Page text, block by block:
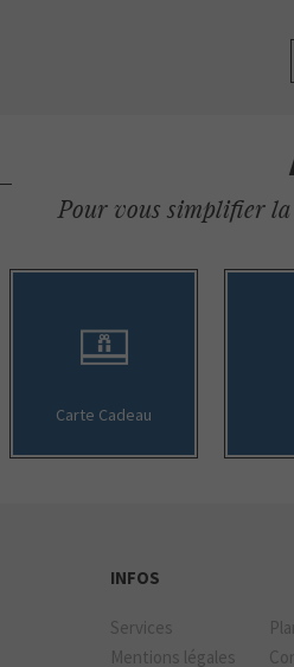
Pour vous simplifier
Carte Cadeau
INFOS
Services
Mentions légales